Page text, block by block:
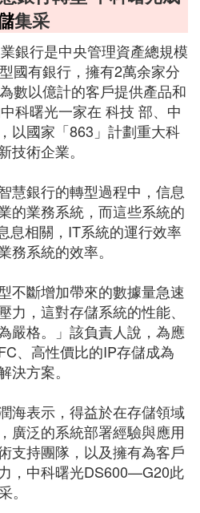
集采
銀行是中央管理資產總規模
國有銀行，擁有2萬余家分
數以億計的客戶提供產品和
科曙光一家在 科技 部、中
以國家「863」計劃重大科
技術企業。
慧銀行的轉型過程中，信息
的業務系統，而這些系統的
息相關，IT系統的運行效率
務系統的效率。
不斷增加帶來的數據量急速
，這對存儲系統的性能、
嚴格。」該負責人說，為應
、高性價比的IP存儲成為
決方案。
海表示，得益於在存儲領域
廣泛的系統部署經驗與應用
支持團隊，以及擁有為客戶
，中科曙光DS600—G20此
。